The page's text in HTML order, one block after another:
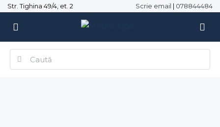
Str. Tighina 49/4, et. 2 Scrie email | 078844484